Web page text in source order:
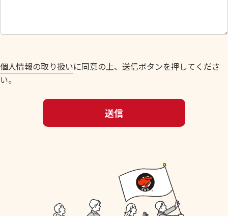
だ
い
。
個人情報の取り扱いに同意の上、送信ボタンを押してくださ
い。